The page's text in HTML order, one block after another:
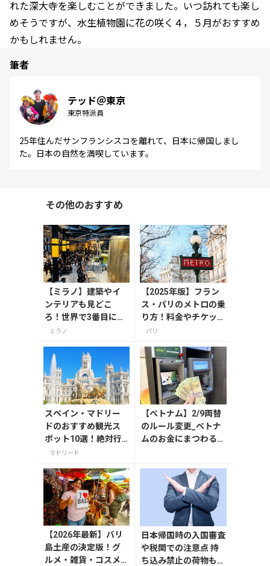
れた深大寺を楽しむことができました。いつ訪れても楽し
めそうですが、水生植物園に花の咲く４，５月がおすすめ
かもしれません。
筆者
テッド＠東京
東京特派員
25年住んだサンフランシスコを離れて、日本に帰国しまし
た。日本の自然を満喫しています。
その他のおすすめ
【ミラノ】建築やイ
ンテリアも見どこ
ろ！世界で3番目にオ
ープンしたスターバ
スタリー
ミラノ
【2025年版】フラン
ス・パリのメトロの乗
り方！料金やチケット
の種類、注意点を解説
パリ
スペイン・マドリー
ドのおすすめ観光ス
ポット10選！絶対行
くべき名所を紹介
マドリード
【ベトナム】2/9両替
のルール変更_ベトナ
ムのお金にまつわるエ
【2026年最新】バリ
島土産の決定版！グ
ルメ・雑貨・コスメ
日本帰国時の入国審査
や税関での注意点 持
ち込み禁止の荷物も解